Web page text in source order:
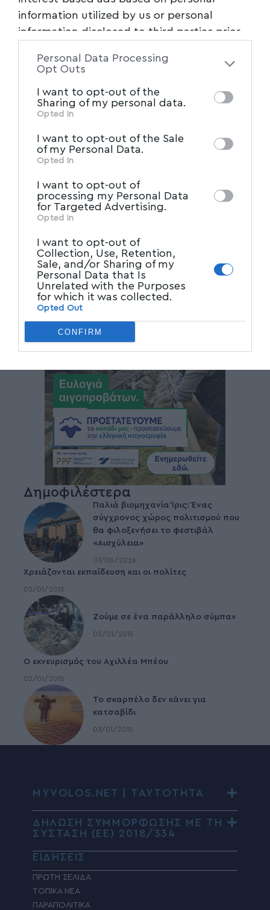
information utilized by us or personal
information disclosed to third parties prior
of the further disclosure of your personal
of downstream participants. This
information may also be disclosed by us to
Participantsthat may further disclose it to
other third parties.
Personal Data Processing
Opt Outs
I want to opt-out of the
Sharing of my personal data.
Opted In
I want to opt-out of the Sale
of my Personal Data.
Opted In
I want to opt-out of
processing my Personal Data
for Targeted Advertising.
Opted In
I want to opt-out of
Collection, Use, Retention,
Sale, and/or Sharing of my
Personal Data that Is
Unrelated with the Purposes
for which it was collected.
Opted Out
CONFIRM
Δημοφιλέστερα
Παλιά βιομηχανία Ίρις: Ένας
σύγχρονος χώρος πολιτισμού που
θα φιλοξενήσει το φεστιβάλ
«Αισχύλεια»
07/08/2026
Χρειάζονται εκπαίδευση και οι πολίτες
02/01/2015
Ζούμε σε ένα παράλληλο σύμπαν
02/01/2015
Ο εκνευρισμός του Αχιλλέα Μπέου
02/01/2015
To σκαρπέλο δεν κάνει για
κατσαβίδι
03/01/2015
MYVOLOS.NET | ΤΑΥΤΟΤΗΤΑ
ΔΗΛΩΣΗ ΣΥΜΜΟΡΦΩΣΗΣ ΜΕ ΤΗ
ΣΥΣΤΑΣΗ (ΕΕ) 2018/334
ΕΙΔΗΣΕΙΣ
ΠΡΩΤΗ ΣΕΛΙΔΑ
ΤΟΠΙΚΑ ΝΕΑ
ΠΑΡΑΠΟΛΙΤΙΚΑ